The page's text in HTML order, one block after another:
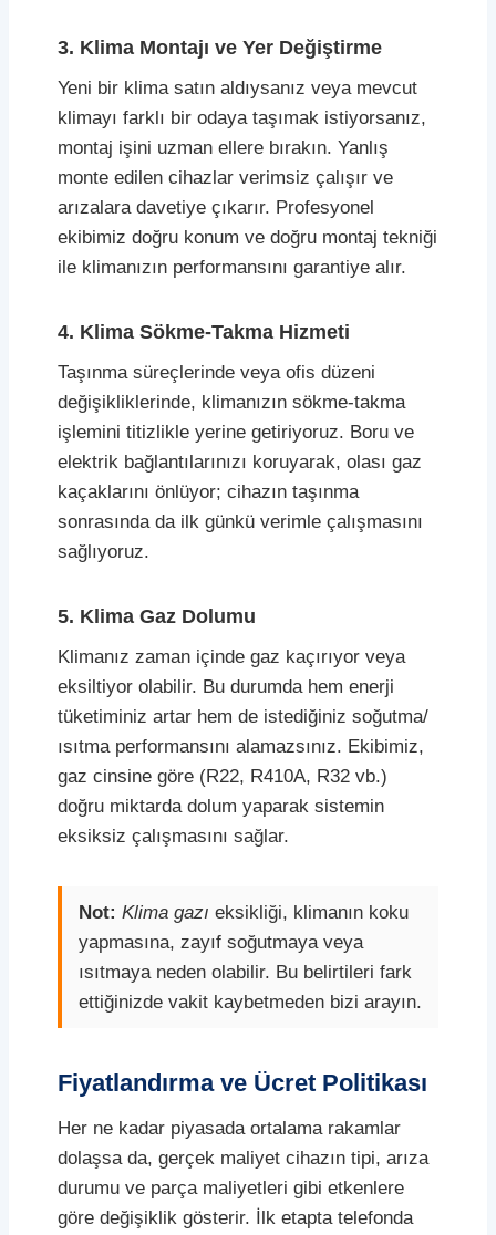
3. Klima Montajı ve Yer Değiştirme
Yeni bir klima satın aldıysanız veya mevcut
klimayı farklı bir odaya taşımak istiyorsanız,
montaj işini uzman ellere bırakın. Yanlış
monte edilen cihazlar verimsiz çalışır ve
arızalara davetiye çıkarır. Profesyonel
ekibimiz doğru konum ve doğru montaj tekniği
ile klimanızın performansını garantiye alır.
4. Klima Sökme-Takma Hizmeti
Taşınma süreçlerinde veya ofis düzeni
değişikliklerinde, klimanızın sökme-takma
işlemini titizlikle yerine getiriyoruz. Boru ve
elektrik bağlantılarınızı koruyarak, olası gaz
kaçaklarını önlüyor; cihazın taşınma
sonrasında da ilk günkü verimle çalışmasını
sağlıyoruz.
5. Klima Gaz Dolumu
Klimanız zaman içinde gaz kaçırıyor veya
eksiltiyor olabilir. Bu durumda hem enerji
tüketiminiz artar hem de istediğiniz soğutma/
ısıtma performansını alamazsınız. Ekibimiz,
gaz cinsine göre (R22, R410A, R32 vb.)
doğru miktarda dolum yaparak sistemin
eksiksiz çalışmasını sağlar.
Not: Klima gazı eksikliği, klimanın koku
yapmasına, zayıf soğutmaya veya
ısıtmaya neden olabilir. Bu belirtileri fark
ettiğinizde vakit kaybetmeden bizi arayın.
Fiyatlandırma ve Ücret Politikası
Her ne kadar piyasada ortalama rakamlar
dolaşsa da, gerçek maliyet cihazın tipi, arıza
durumu ve parça maliyetleri gibi etkenlere
göre değişiklik gösterir. İlk etapta telefonda